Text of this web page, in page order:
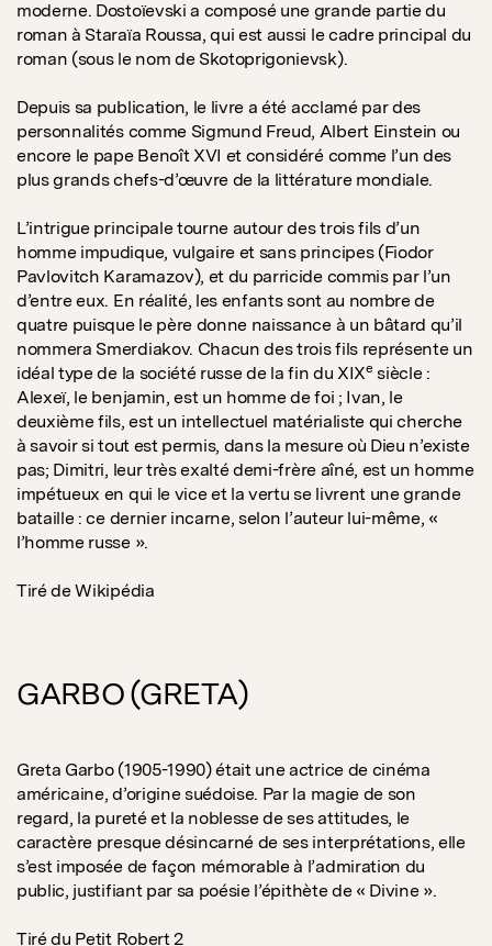
moderne. Dostoïevski a composé une grande partie du
roman à Staraïa Roussa, qui est aussi le cadre principal du
roman (sous le nom de Skotoprigonievsk).
Depuis sa publication, le livre a été acclamé par des
personnalités comme Sigmund Freud, Albert Einstein ou
encore le pape Benoît XVI et considéré comme l’un des
plus grands chefs-d’œuvre de la littérature mondiale.
L’intrigue principale tourne autour des trois fils d’un
homme impudique, vulgaire et sans principes (Fiodor
Pavlovitch Karamazov), et du parricide commis par l’un
d’entre eux. En réalité, les enfants sont au nombre de
quatre puisque le père donne naissance à un bâtard qu’il
nommera Smerdiakov. Chacun des trois fils représente un
idéal type de la société russe de la fin du XIXesiècle :
Alexeï, le benjamin, est un homme de foi ; Ivan, le
deuxième fils, est un intellectuel matérialiste qui cherche
à savoir si tout est permis, dans la mesure où Dieu n’existe
pas; Dimitri, leur très exalté demi-frère aîné, est un homme
impétueux en qui le vice et la vertu se livrent une grande
bataille : ce dernier incarne, selon l’auteur lui-même, «
l’homme russe ».
Tiré de Wikipédia
GARBO (GRETA)
Greta Garbo (1905-1990) était une actrice de cinéma
américaine, d’origine suédoise. Par la magie de son
regard, la pureté et la noblesse de ses attitudes, le
caractère presque désincarné de ses interprétations, elle
s’est imposée de façon mémorable à l’admiration du
public, justifiant par sa poésie l’épithète de « Divine ».
Tiré du Petit Robert 2